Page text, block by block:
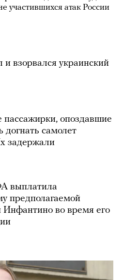
участившихся атак России
взорвался украинский
опоздавшие
догнать самолет
задержали
выплатила
предполагаемой
во время его